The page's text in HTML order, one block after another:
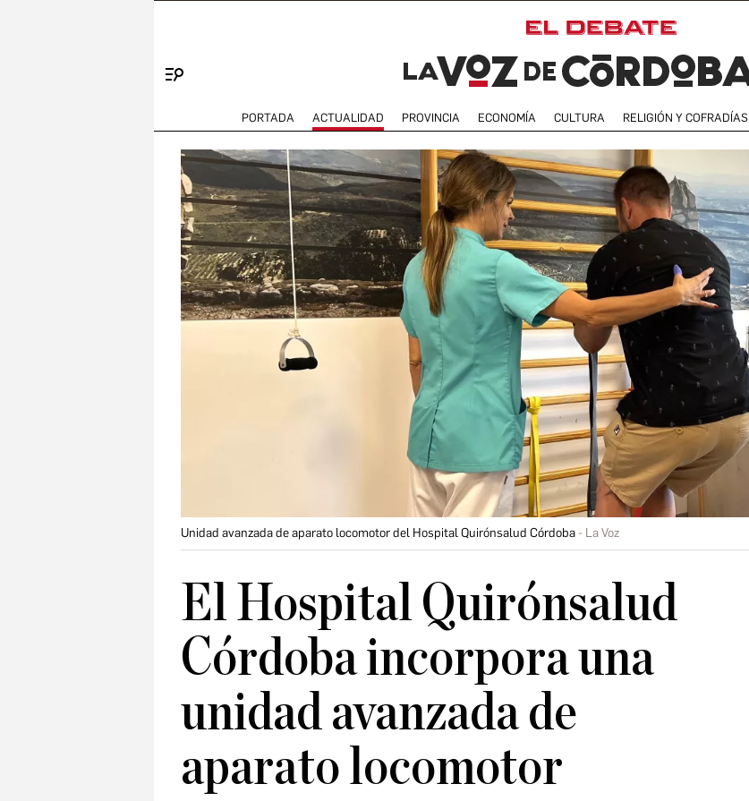
PORTADA ACTUALIDAD PROVINCIA ECONOMÍA CULTURA RELIGIÓN Y COFRADÍAS
Unidad avanzada de aparato locomotor del Hospital Quirónsalud Córdoba La Voz
El Hospital Quirónsalud
Córdoba incorpora una
unidad avanzada de
aparato locomotor